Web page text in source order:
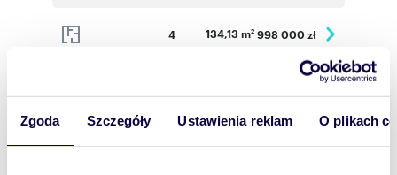
Zgoda Szczegóły Ustawienia reklam O plikach
4 134,13 m2 998 000 zł
4
m2 1 350 000 zł